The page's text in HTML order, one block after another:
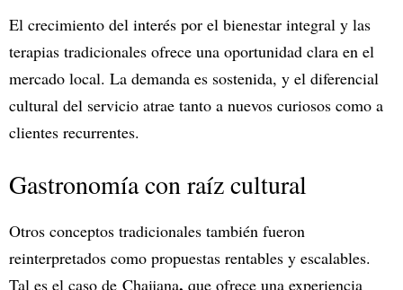
El crecimiento del interés por el bienestar integral y las
terapias tradicionales ofrece una oportunidad clara en el
mercado local. La demanda es sostenida, y el diferencial
cultural del servicio atrae tanto a nuevos curiosos como a
clientes recurrentes.
Gastronomía con raíz cultural
Otros conceptos tradicionales también fueron
reinterpretados como propuestas rentables y escalables.
Tal es el caso de Chaijana, que ofrece una experiencia